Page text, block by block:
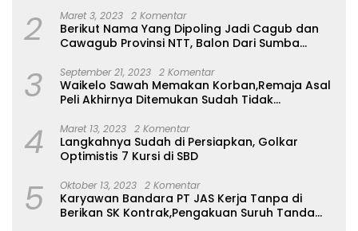
2 Maret 3, 2023 2 Komentar
Berikut Nama Yang Dipoling Jadi Cagub dan
Cawagub Provinsi NTT, Balon Dari Sumba
3 September 21, 2023 2 Komentar
Waikelo Sawah Memakan Korban,Remaja Asal
Peli Akhirnya Ditemukan Sudah Tidak
4 Maret 13, 2023 2 Komentar
Langkahnya Sudah di Persiapkan, Golkar
Optimistis 7 Kursi di SBD
5 Oktober 13, 2023 2 Komentar
Karyawan Bandara PT JAS Kerja Tanpa di
Berikan SK Kontrak,Pengakuan Suruh Tanda